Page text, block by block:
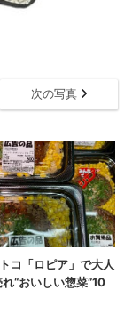
次の写真